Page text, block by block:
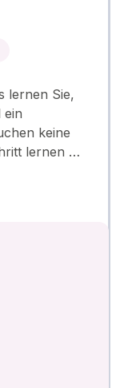
lernen Sie,
ein
keine
lernen …